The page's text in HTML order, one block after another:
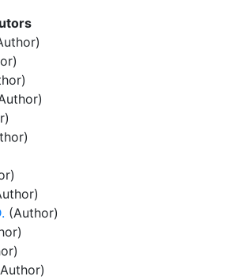
(Author)